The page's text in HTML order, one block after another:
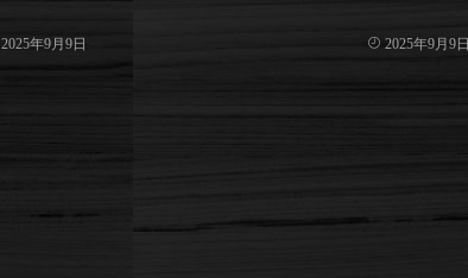
2025年9月9日 2025年9月9日